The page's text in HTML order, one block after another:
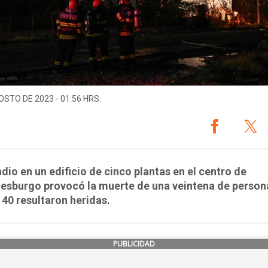
DE 2023 - 01:56 HRS.
en un edificio de cinco plantas en el centro de
provocó la muerte de una veintena de
resultaron heridas.
PUBLICIDAD